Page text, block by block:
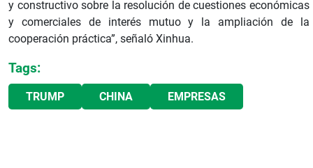
y constructivo sobre la resolución de cuestiones económicas
y comerciales de interés mutuo y la ampliación de la
cooperación práctica”, señaló Xinhua.
Tags:
TRUMP CHINA EMPRESAS